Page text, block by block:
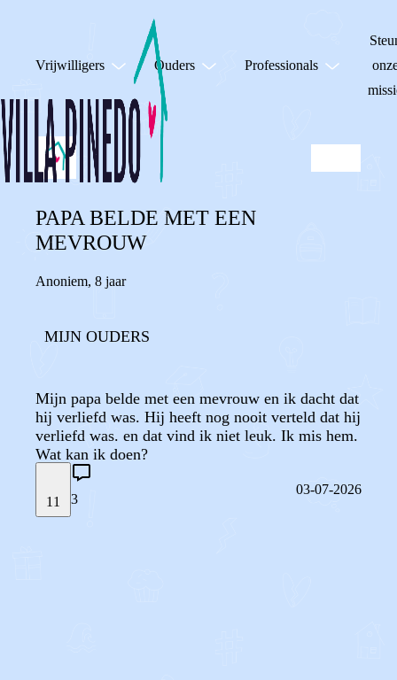
Vrijwilligers Ouders Professionals
PAPA BELDE MET EEN
MEVROUW
Anoniem, 8 jaar
MIJN OUDERS
Mijn papa belde met een mevrouw en ik dacht dat
hij verliefd was. Hij heeft nog nooit verteld dat hij
verliefd was. en dat vind ik niet leuk. Ik mis hem.
Wat kan ik doen?
11 3
03-07-2026